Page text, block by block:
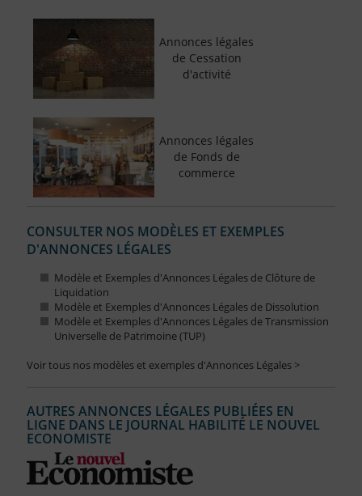
Annonces légales
de Cessation
d'activité
Annonces légales
de Fonds de
commerce
CONSULTER NOS MODÈLES ET EXEMPLES
D'ANNONCES LÉGALES
Modèle et Exemples d'Annonces Légales de Clôture de
Liquidation
Modèle et Exemples d'Annonces Légales de Dissolution
Modèle et Exemples d'Annonces Légales de Transmission
Universelle de Patrimoine (TUP)
Voir tous nos modèles et exemples d'Annonces Légales >
AUTRES ANNONCES LÉGALES PUBLIÉES EN
LIGNE DANS LE JOURNAL HABILITÉ LE NOUVEL
ECONOMISTE